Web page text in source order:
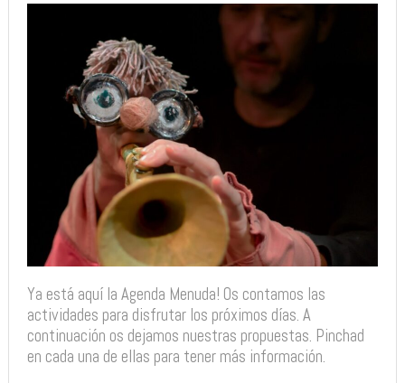
Ya está aquí la Agenda Menuda! Os contamos las
actividades para disfrutar los próximos días. A
continuación os dejamos nuestras propuestas. Pinchad
en cada una de ellas para tener más información.